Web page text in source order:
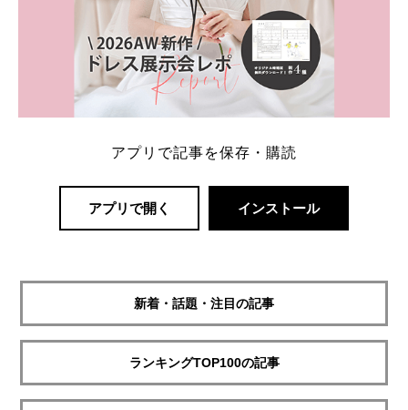
アプリで記事を保存・購読
アプリで開く インストール
新着・話題・注目の記事
ランキングTOP100の記事